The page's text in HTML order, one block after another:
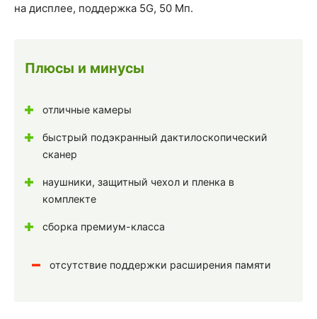
на дисплее, поддержка 5G, 50 Мп.
Плюсы и минусы
отличные камеры
быстрый подэкранный дактилоскопический
сканер
наушники, защитный чехол и пленка в
комплекте
сборка премиум-класса
отсутствие поддержки расширения памяти